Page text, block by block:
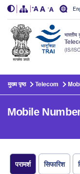
भारतीय
(IS/
मुख्य पृष्ठ Telecom
Mobile
परामर्श सिफारिश